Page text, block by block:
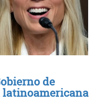
de
latinoamericana